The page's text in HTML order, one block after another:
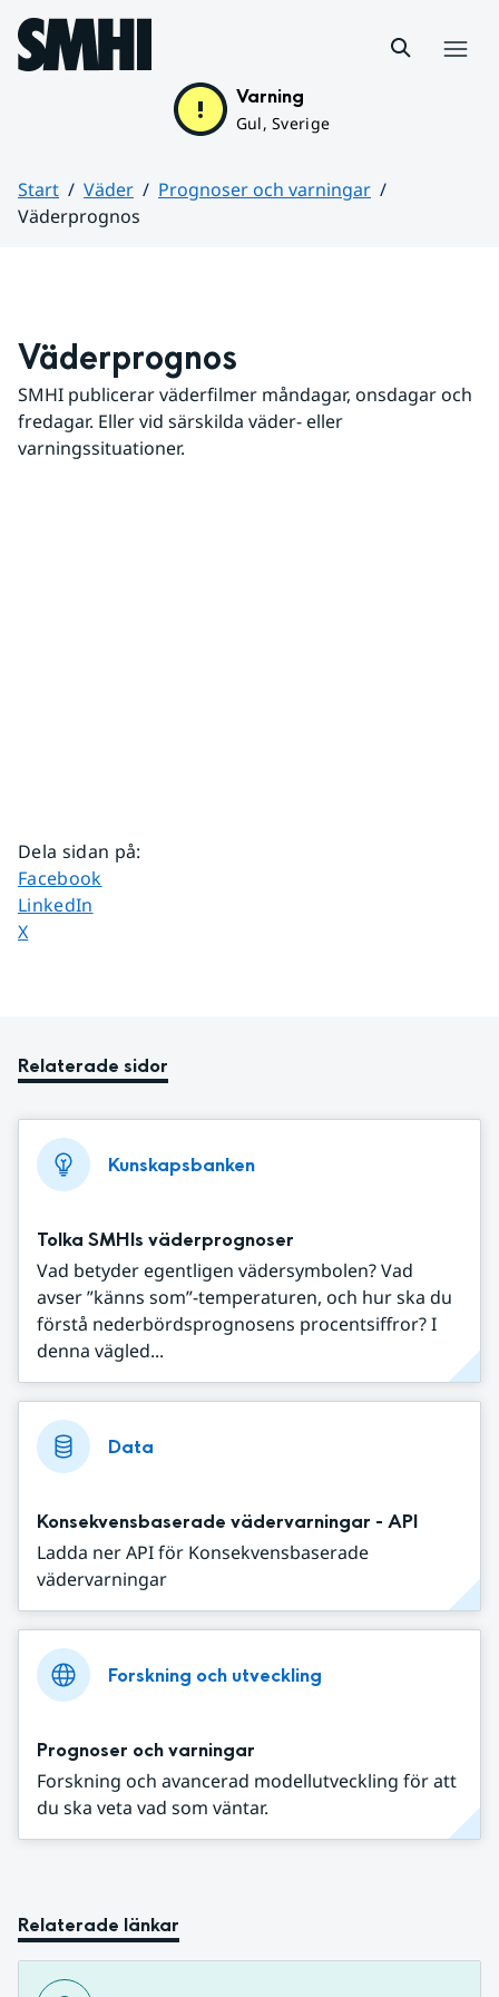
Hoppa till sidans innehåll
Varning
Gul, Sverige
Start Väder
Prognoser och varningar
Väderprognos
Väderprognos
SMHI publicerar väderfilmer måndagar, onsdagar och
fredagar. Eller vid särskilda väder- eller
varningssituationer.
Dela sidan på:
Dela sidan på
Facebook
Dela sidan på
LinkedIn
Dela sidan på
X
Relaterade sidor
Kunskapsbanken
Tolka SMHIs väderprognoser
Vad betyder egentligen vädersymbolen? Vad
avser ”känns som”-temperaturen, och hur ska du
förstå nederbördsprognosens procentsiffror? I
denna vägled...
Data
Konsekvensbaserade vädervarningar - API
Ladda ner API för Konsekvensbaserade
vädervarningar
Forskning och utveckling
Prognoser och varningar
Forskning och avancerad modellutveckling för att
du ska veta vad som väntar.
Relaterade länkar